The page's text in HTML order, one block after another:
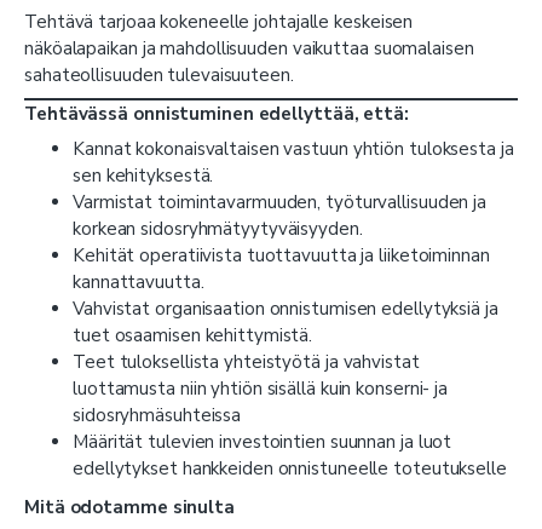
Tehtävä tarjoaa kokeneelle johtajalle keskeisen
näköalapaikan ja mahdollisuuden vaikuttaa suomalaisen
sahateollisuuden tulevaisuuteen.
Tehtävässä onnistuminen edellyttää, että:
Kannat kokonaisvaltaisen vastuun yhtiön tuloksesta ja
sen kehityksestä.
Varmistat toimintavarmuuden, työturvallisuuden ja
korkean sidosryhmätyytyväisyyden.
Kehität operatiivista tuottavuutta ja liiketoiminnan
kannattavuutta.
Vahvistat organisaation onnistumisen edellytyksiä ja
tuet osaamisen kehittymistä.
Teet tuloksellista yhteistyötä ja vahvistat
luottamusta niin yhtiön sisällä kuin konserni- ja
sidosryhmäsuhteissa
Määrität tulevien investointien suunnan ja luot
edellytykset hankkeiden onnistuneelle toteutukselle
Mitä odotamme sinulta